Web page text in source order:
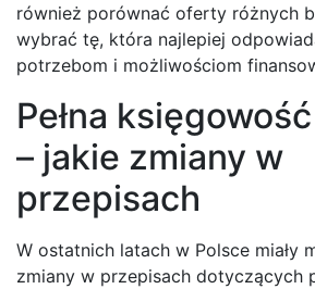
również porównać oferty różnych
wybrać tę, która najlepiej
potrzebom i możliwościom
Pełna
– jakie zmiany w
przepisach
W ostatnich latach w Polsce miały
zmiany w przepisach dotyczących